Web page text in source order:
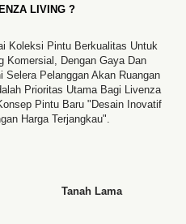
LIVING ?
Koleksi Pintu Berkualitas Untuk
Komersial, Dengan Gaya Dan
Selera Pelanggan Akan Ruangan
Prioritas Utama Bagi Livenza
Pintu Baru "desain Inovatif
Harga Terjangkau".
Tanah Lama